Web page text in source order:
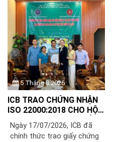
5 Tháng 8 2026
ICB TRAO CHỨNG NHẬN
ISO 22000:2018 CHO HỘ
KINH DOANH RƯỢU HẢI
LUÂN
Ngày 17/07/2026, ICB đã
chính thức trao giấy chứng